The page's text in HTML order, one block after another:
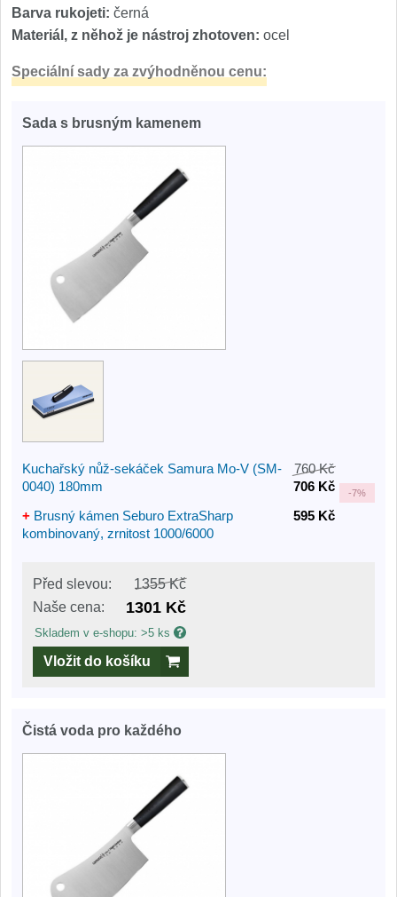
Barva rukojeti: černá
Materiál, z něhož je nástroj zhotoven: ocel
Speciální sady za zvýhodněnou cenu:
Sada s brusným kamenem
Kuchařský nůž-sekáček Samura Mo-V (SM-
0040) 180mm
760 Kč
706 Kč
-7%
+ Brusný kámen Seburo ExtraSharp
kombinovaný, zrnitost 1000/6000
595 Kč
Před slevou:
1355 Kč
Naše cena:
1301 Kč
Skladem v e-shopu: >5 ks
Vložit do košíku
Čistá voda pro každého